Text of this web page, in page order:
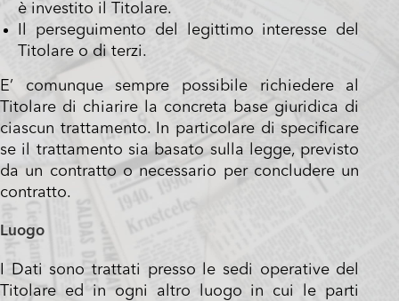
è investito il Titolare.
Il perseguimento del legittimo interesse del
Titolare o di terzi.
E’ comunque sempre possibile richiedere al
Titolare di chiarire la concreta base giuridica di
ciascun trattamento. In particolare di specificare
se il trattamento sia basato sulla legge, previsto
da un contratto o necessario per concludere un
contratto.
Luogo
I Dati sono trattati presso le sedi operative del
Titolare ed in ogni altro luogo in cui le parti